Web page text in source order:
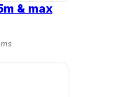
& max